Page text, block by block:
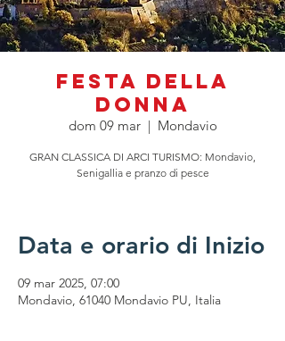
Festa della
Donna
dom 09 mar
  |
Mondavio
GRAN CLASSICA DI ARCI TURISMO: Mondavio,
Senigallia e pranzo di pesce
Data e orario di Inizio
09 mar 2025, 07:00
Mondavio, 61040 Mondavio PU, Italia